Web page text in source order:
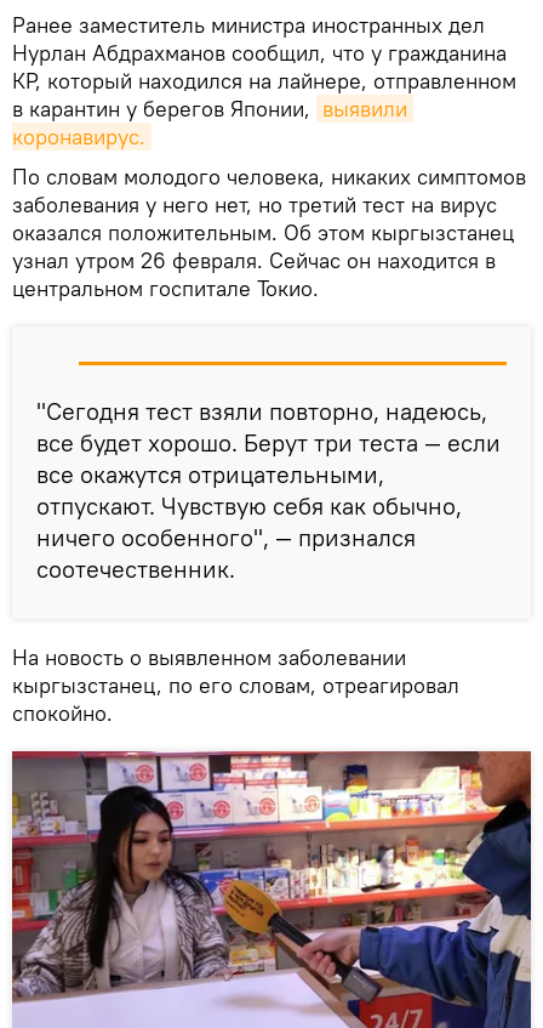
Ранее заместитель министра иностранных дел
Нурлан Абдрахманов сообщил, что у гражданина
КР, который находился на лайнере, отправленном
в карантин у берегов Японии, выявили
коронавирус.
По словам молодого человека, никаких симптомов
заболевания у него нет, но третий тест на вирус
оказался положительным. Об этом кыргызстанец
узнал утром 26 февраля. Сейчас он находится в
центральном госпитале Токио.
"Сегодня тест взяли повторно, надеюсь,
все будет хорошо. Берут три теста — если
все окажутся отрицательными,
отпускают. Чувствую себя как обычно,
ничего особенного", — признался
соотечественник.
На новость о выявленном заболевании
кыргызстанец, по его словам, отреагировал
спокойно.